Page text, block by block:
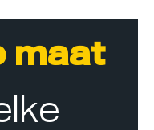
maat